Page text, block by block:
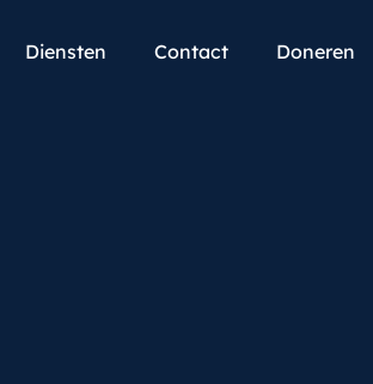
Diensten Contact Doneren